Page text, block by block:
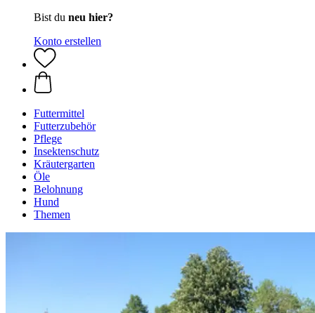
Bist du neu hier?
Konto erstellen
Futtermittel
Futterzubehör
Pflege
Insektenschutz
Kräutergarten
Öle
Belohnung
Hund
Themen